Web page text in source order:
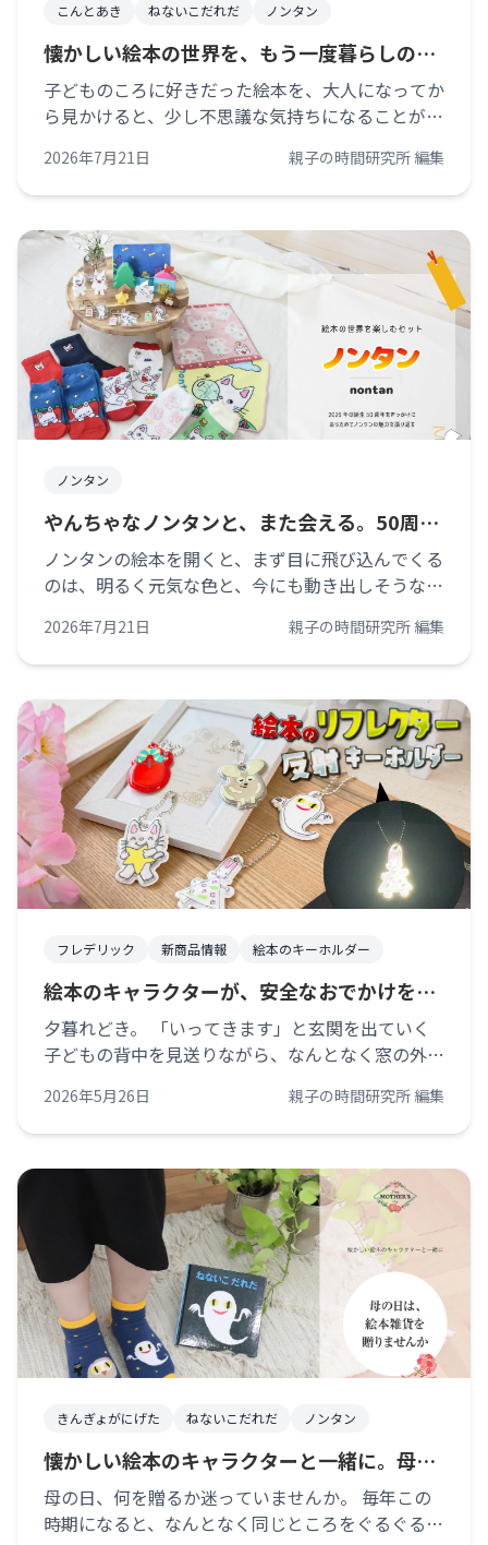
こんとあき ねないこだれだ ノンタン
懐かしい絵本の世界を、もう一度暮らしのそ
ばへ。
子どものころに好きだった絵本を、大人になってか
ら見かけると、少し不思議な気持ちになることがあ
たり。ページの色や、登場人物の表情まで、思って
いた以上にはっきり覚えていたり。その [&hellip;]
2026年7月21日 親子の時間研究所 編集
ノンタン
やんちゃなノンタンと、また会える。50周年
の今、暮らしに迎えたい絵本のかたち
ノンタンの絵本を開くと、まず目に飛び込んでくる
のは、明るく元気な色と、今にも動き出しそうなキ
いうわけではありません。順番を守れなかったり、
自分のやりたいことを優先したり、少し [&hellip;]
2026年7月21日 親子の時間研究所 編集
フレデリック 新商品情報 絵本のキーホルダー
絵本のキャラクターが、安全なおでかけを見
守ってくれる。
夕暮れどき。 「いってきます」と玄関を出ていく
子どもの背中を見送りながら、なんとなく窓の外を
思っていたのに、季節によっては帰るころにはすっ
かり薄暗くなっていたり。雨の日は、ラ [&hellip;]
2026年5月26日 親子の時間研究所 編集
きんぎょがにげた ねないこだれだ ノンタン
懐かしい絵本のキャラクターと一緒に。母の
日は、絵本雑貨を贈りませんか
母の日、何を贈るか迷っていませんか。 毎年この
時期になると、なんとなく同じところをぐるぐるし